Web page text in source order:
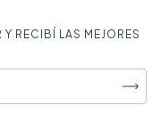
Y RECIBÍ LAS MEJORES